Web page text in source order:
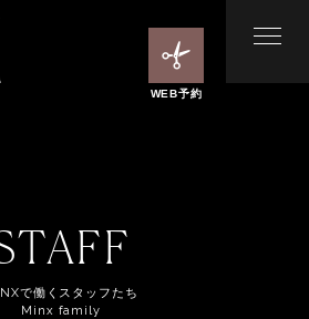
WEB予約
で働くスタッフたち
Minx family